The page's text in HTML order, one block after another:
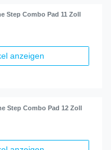
Step Combo Pad 11 Zoll
anzeigen
Step Combo Pad 12 Zoll